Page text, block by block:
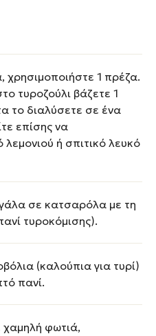
χρησιμοποιήστε 1 πρέζα.
τυροζούλι βάζετε 1
το διαλύσετε σε ένα
επίσης να
ή σπιτικό λευκό
σε κατσαρόλα με τη
τυροκόμισης).
(καλούπια για τυρί)
πανί.
φωτιά,